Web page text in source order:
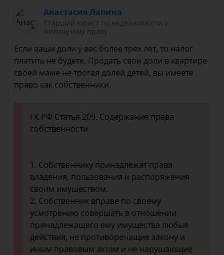
Анастасия Лапина
Старший юрист по недвижимости и
жилищному праву
Если ваши доли у вас более трех лет, то налог
платить не будете. Продать свои доли в квартире
своей маме не трогая долей детей, вы имеете
право как собственники.
ГК РФ Статья 209. Содержание права
собственности
1. Собственнику принадлежат права
владения, пользования и распоряжения
своим имуществом.
2. Собственник вправе по своему
усмотрению совершать в отношении
принадлежащего ему имущества любые
действия, не противоречащие закону и
иным правовым актам и не нарушающие